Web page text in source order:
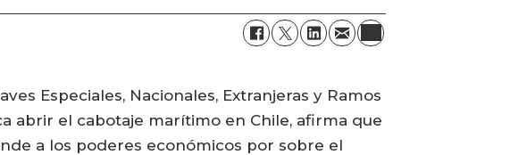
Especiales, Nacionales, Extranjeras y Ramos
abrir el cabotaje marítimo en Chile, afirma que
a los poderes económicos por sobre el